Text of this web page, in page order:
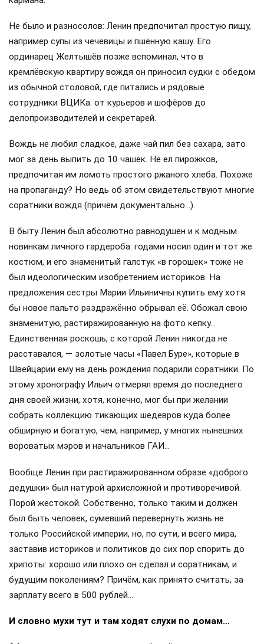
Не было и разносолов: Ленин предпочитал простую пищу,
например супы из чечевицы и пшённую кашу. Его
ординарец Желтышёв позже вспоминал, что в
кремлёвскую квартиру вождя он приносил судки с обедом
из обычной столовой, где питались и рядовые
сотрудники ВЦИКа: от курьеров и шофёров до
делопроизводителей и секретарей.
Вождь не любил сладкое, даже чай пил без сахара, зато
мог за день выпить до 10 чашек. Не ел пирожков,
предпочитая им ломоть простого ржаного хлеба. Похоже
на пропаганду? Но ведь об этом свидетельствуют многие
соратники вождя (причём документально…).
В быту Ленин был абсолютно равнодушен и к модным
новинкам личного гардероба: годами носил один и тот же
костюм, и его знаменитый галстук «в горошек» тоже не
был идеологическим изобретением историков. На
предложения сестры Марии Ильиничны купить ему хотя
бы новое пальто раздражённо обрывал её. Обожал свою
знаменитую, растиражированную на фото кепку…
Единственная роскошь, с которой Ленин никогда не
расставался, — золотые часы «Павел Буре», которые в
Швейцарии ему на день рождения подарили соратники. По
этому хронографу Ильич отмерял время до последнего
дня своей жизни, хотя, конечно, мог бы при желании
собрать коллекцию тикающих шедевров куда более
обширную и богатую, чем, например, у многих нынешних
вороватых мэров и начальников ГАИ…
Вообще Ленин при растиражированном образе «доброго
дедушки» был натурой архисложной и противоречивой.
Порой жестокой. Собственно, только таким и должен
был быть человек, сумевший перевернуть жизнь не
только Российской империи, но, по сути, и всего мира,
заставив историков и политиков до сих пор спорить до
хрипоты: хорошо или плохо он сделал и соратникам, и
будущим поколениям? Причём, как принято считать, за
зарплату всего в 500 рублей…
И словно мухи тут и там ходят слухи по домам…